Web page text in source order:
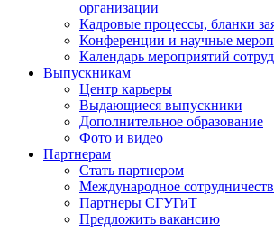
организации
Кадровые процессы, бланки
Конференции и научные
Календарь мероприятий
Выпускникам
Центр карьеры
Выдающиеся выпускники
Дополнительное образование
Фото и видео
Партнерам
Стать партнером
Международное
Партнеры СГУГиТ
Предложить вакансию